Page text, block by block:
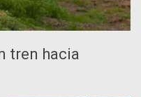
tren hacia